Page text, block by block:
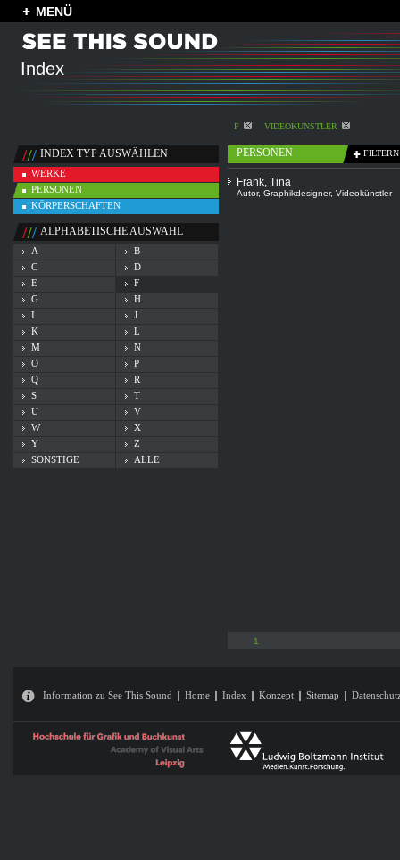
MENÜ
Index
F VIDEOKÜNSTLER
INDEX TYP AUSWÄHLEN
WERKE
PERSONEN
KÖRPERSCHAFTEN
ALPHABETISCHE AUSWAHL
A
B
C
D
E
F
G
H
I
J
K
L
M
N
O
P
Q
R
S
T
U
V
W
X
Y
Z
SONSTIGE
ALLE
PERSONEN
Frank, Tina
Autor, Graphikdesigner, Videokünstler
1
Information zu See This Sound Home Index Konzept Sitemap